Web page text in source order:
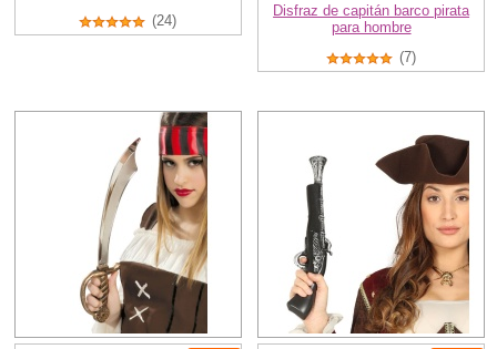
(24)
Disfraz de capitán barco pirata
para hombre
(7)